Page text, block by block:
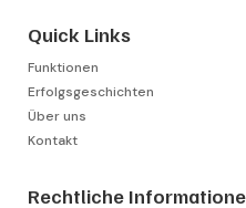
Quick Links
Funktionen
Erfolgsgeschichten
Über uns
Kontakt
Rechtliche